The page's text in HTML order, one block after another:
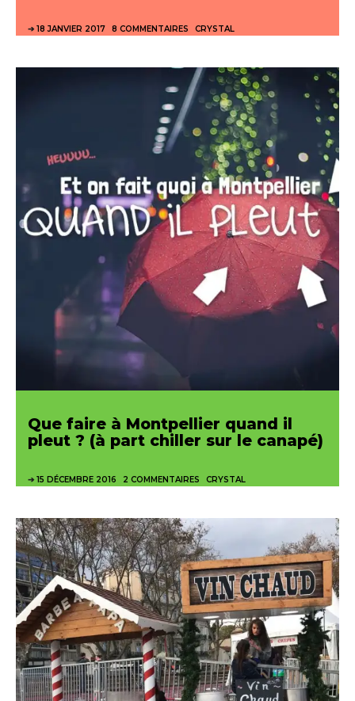
18 JANVIER 2017 8 COMMENTAIRES CRYSTAL
Que faire à Montpellier quand il
pleut ? (à part chiller sur le canapé)
15 DÉCEMBRE 2016 2 COMMENTAIRES CRYSTAL